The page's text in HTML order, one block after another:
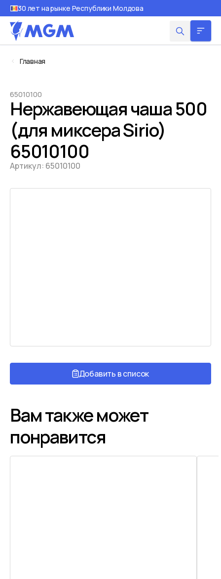
30 лет на рынке Республики Молдова
Главная
65010100
Нержавеющая чаша 500
(для миксера Sirio)
65010100
Артикул: 65010100
Добавить в список
Вам также может
понравится